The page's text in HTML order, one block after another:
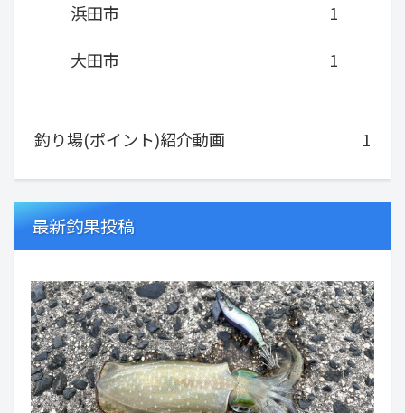
浜田市
1
大田市
1
釣り場(ポイント)紹介動画 1
最新釣果投稿